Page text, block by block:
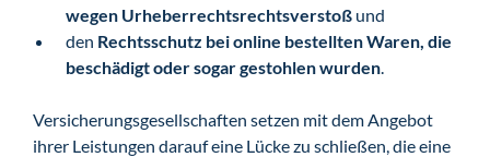
wegen Urheberrechtsrechtsverstoß und
den Rechtsschutz bei online bestellten Waren, die
beschädigt oder sogar gestohlen wurden.
Versicherungsgesellschaften setzen mit dem Angebot
ihrer Leistungen darauf eine Lücke zu schließen, die eine